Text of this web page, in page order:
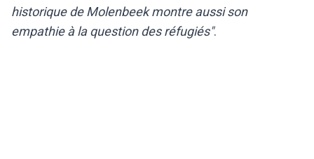
historique de Molenbeek montre aussi son
empathie à la question des réfugiés".